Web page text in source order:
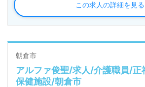
この求人の詳細を見る
朝倉市
アルファ俊聖/求人/介護職員/正
保健施設/朝倉市